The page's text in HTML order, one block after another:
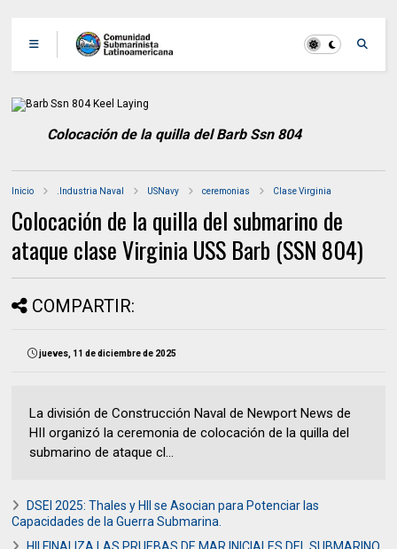
Colocación de la quilla del Barb Ssn 804
Inicio .Industria Naval USNavy ceremonias Clase Virginia
Colocación de la quilla del submarino de
ataque clase Virginia USS Barb (SSN 804)
COMPARTIR:
jueves, 11 de diciembre de 2025
La división de Construcción Naval de Newport News de
HII organizó la ceremonia de colocación de la quilla del
submarino de ataque cl...
DSEI 2025: Thales y HII se Asocian para Potenciar las
Capacidades de la Guerra Submarina.